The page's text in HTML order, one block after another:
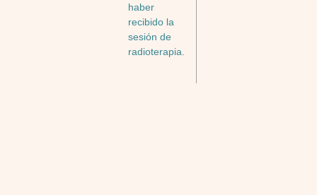
haber
recibido la
sesión de
radioterapia.